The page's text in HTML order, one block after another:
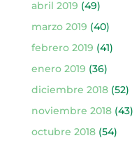
abril 2019 (49)
marzo 2019 (40)
febrero 2019 (41)
enero 2019 (36)
diciembre 2018(52)
noviembre 2018(43)
octubre 2018(54)